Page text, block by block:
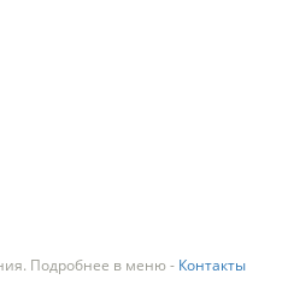
Подробнее в меню - Контакты